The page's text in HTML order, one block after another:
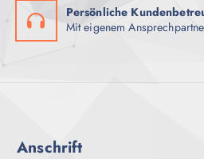
Persönliche
Mit eigenem
Anschrift